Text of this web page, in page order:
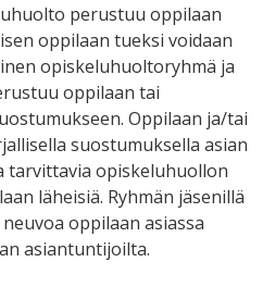
perustuu oppilaan
oppilaan tueksi voidaan
opiskeluhuoltoryhmä ja
oppilaan tai
Oppilaan ja/tai
suostumuksella asian
tarvittavia opiskeluhuollon
läheisiä. Ryhmän jäsenillä
oppilaan asiassa
asiantuntijoilta.